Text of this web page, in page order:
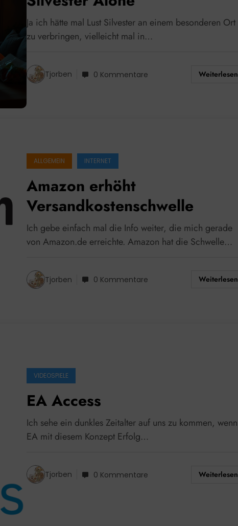
Ja ich hätte mal Lust Silvester an einem besonderen Ort
zu verbringen, vielleicht mal in…
Tjorben 0 Kommentare Weiterlesen
ALLGEMEIN INTERNET
Amazon erhöht
Versandkostenschwelle
Ich gebe einfach mal die Info weiter, die mich gerade
von Amazon.de erreichte. Amazon hat die Schwelle…
Tjorben 0 Kommentare Weiterlesen
VIDEOSPIELE
EA Access
Ich sehe ein dunkles Zeitalter auf uns zu kommen, wenn
EA mit diesem Konzept Erfolg…
Tjorben 0 Kommentare Weiterlesen